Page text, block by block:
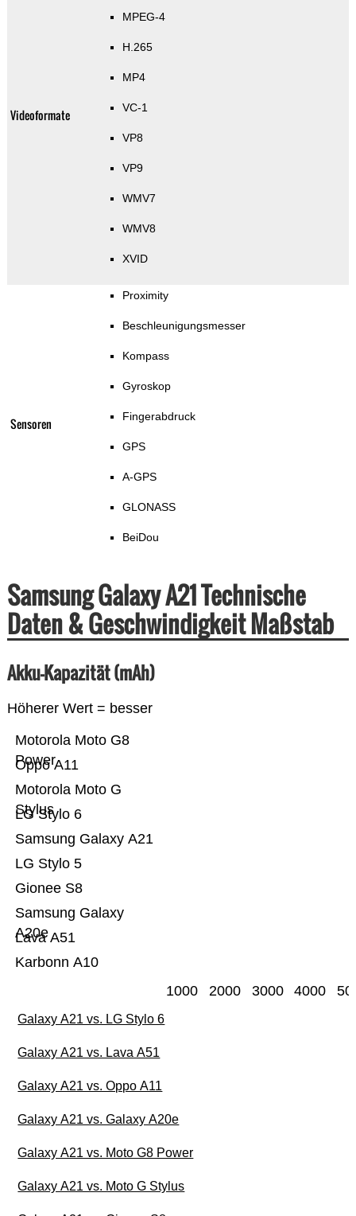
Videoformate
MPEG-4
H.265
MP4
VC-1
VP8
VP9
WMV7
WMV8
XVID
Sensoren
Proximity
Beschleunigungsmesser
Kompass
Gyroskop
Fingerabdruck
GPS
A-GPS
GLONASS
BeiDou
Samsung Galaxy A21 Technische
Daten & Geschwindigkeit Maßstab
Akku-Kapazität (mAh)
Höherer Wert = besser
Karbonn A10
Lava A51
Samsung Galaxy
A20e
Gionee S8
LG Stylo 5
Samsung Galaxy A21
LG Stylo 6
Motorola Moto G
Stylus
Oppo A11
Motorola Moto G8
Power
1000 2000 3000 4000
Galaxy A21 vs. LG Stylo 6
Galaxy A21 vs. Lava A51
Galaxy A21 vs. Oppo A11
Galaxy A21 vs. Galaxy A20e
Galaxy A21 vs. Moto G8 Power
Galaxy A21 vs. Moto G Stylus